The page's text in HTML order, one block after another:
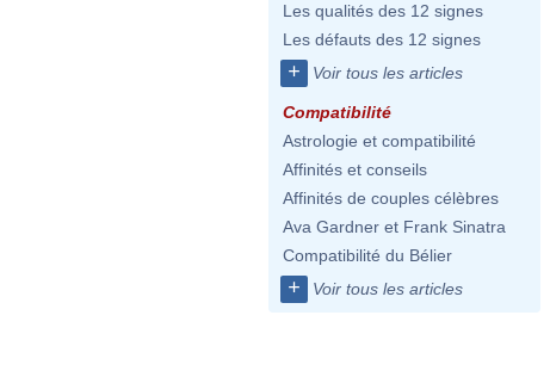
Les qualités des 12 signes
Les défauts des 12 signes
+ Voir tous les articles
Compatibilité
Astrologie et compatibilité
Affinités et conseils
Affinités de couples célèbres
Ava Gardner et Frank Sinatra
Compatibilité du Bélier
+ Voir tous les articles